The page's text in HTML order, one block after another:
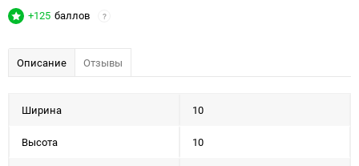
+125 баллов ?
Описание Отзывы
Ширина 10
Высота 10